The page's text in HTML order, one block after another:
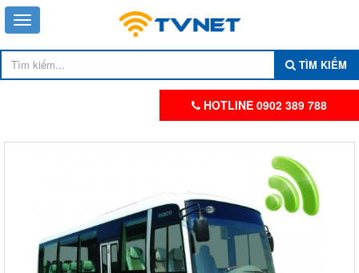
TÌM KIẾM
HOTLINE 0902 389 788